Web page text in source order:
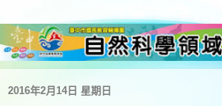
2016年2月14日 星期日